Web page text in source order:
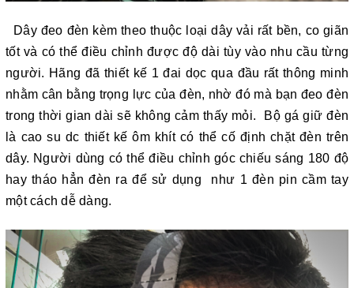
Dây đeo đèn kèm theo thuộc loại dây vải rất bền, co giãn
tốt và có thể điều chỉnh được độ dài tùy vào nhu cầu từng
người. Hãng đã thiết kế 1 đai dọc qua đầu rất thông minh
nhằm cân bằng trọng lực của đèn, nhờ đó mà bạn đeo đèn
trong thời gian dài sẽ không cảm thấy mỏi. Bộ gá giữ đèn
là cao su dc thiết kế ôm khít có thể cố định chặt đèn trên
dây. Người dùng có thể điều chỉnh góc chiếu sáng 180 độ
hay tháo hẳn đèn ra để sử dụng như 1 đèn pin cầm tay
một cách dễ dàng.